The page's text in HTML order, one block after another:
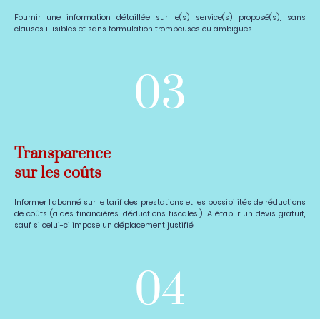
Fournir une information détaillée sur le(s) service(s) proposé(s), sans
clauses illisibles et sans formulation trompeuses ou ambiguës.
03
Transparence
sur les coûts
Informer l'abonné sur le tarif des prestations et les possibilités de réductions
de coûts (aides financières, déductions fiscales.). A établir un devis gratuit,
sauf si celui-ci impose un déplacement justifié.
04